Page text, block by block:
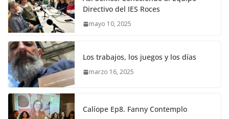
Directivo del IES Roces
mayo 10, 2025
Los trabajos, los juegos y los días
marzo 16, 2025
Calíope Ep8. Fanny Contemplo